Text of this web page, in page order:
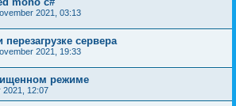
2021, 03:13
сервера
2021, 19:33
режиме
2021, 12:07